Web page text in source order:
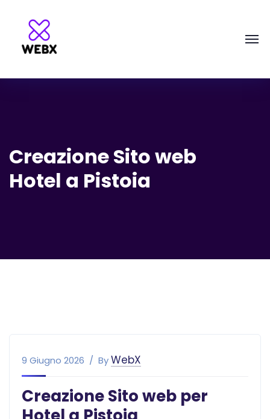
Creazione Sito web
Hotel a Pistoia
9 Giugno 2026 ByWebX
Creazione Sito web per